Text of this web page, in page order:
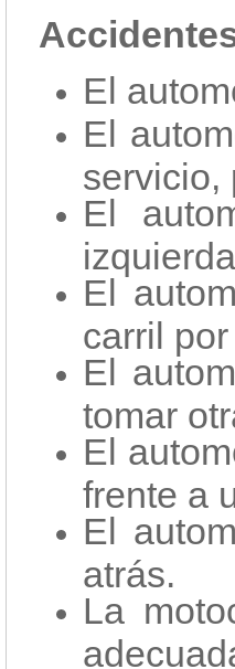
El
El
servicio,
El
El
carril
El
tomar
El
frente a
El
atrás.
La